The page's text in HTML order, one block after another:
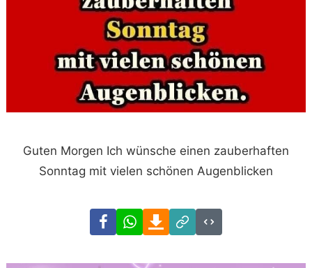
Guten Morgen Ich wünsche einen zauberhaften
Sonntag mit vielen schönen Augenblicken
FacebookWhatsAppDownload
Link
Code